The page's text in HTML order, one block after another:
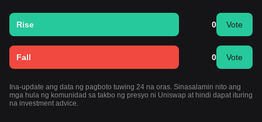
Rise 0 Vote
Fall 0 Vote
Ina-update ang data ng pagboto tuwing 24 na oras. Sinasalamin nito ang
mga hula ng komunidad sa takbo ng presyo ni Uniswap at hindi dapat ituring
na investment advice.